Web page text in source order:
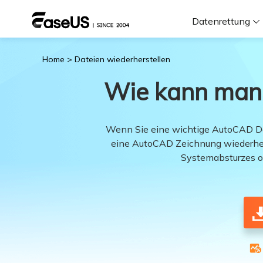
Datenrettung
Home > Dateien wiederherstellen
Wie kann
Wenn Sie eine wichtige AutoCAD
eine AutoCAD Zeichnung
Systemabsturzes
